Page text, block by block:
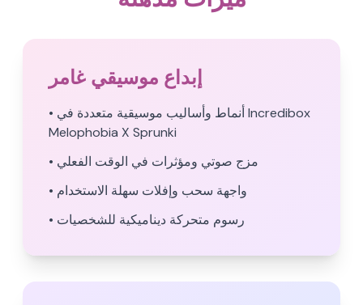
إبداع موسيقي غامر
• أنماط وأساليب موسيقية متعددة في Incredibox
Melophobia X Sprunki
• مزج صوتي ومؤثرات في الوقت الفعلي
• واجهة سحب وإفلات سهلة الاستخدام
• رسوم متحركة ديناميكية للشخصيات